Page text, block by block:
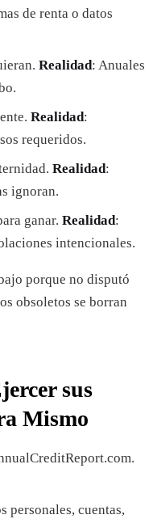
de renta o datos
Realidad: Anuales
Realidad:
requeridos.
Realidad:
ignoran.
ganar. Realidad:
intencionales.
porque no disputó
obsoletos se borran
sus
Mismo
personales, cuentas,